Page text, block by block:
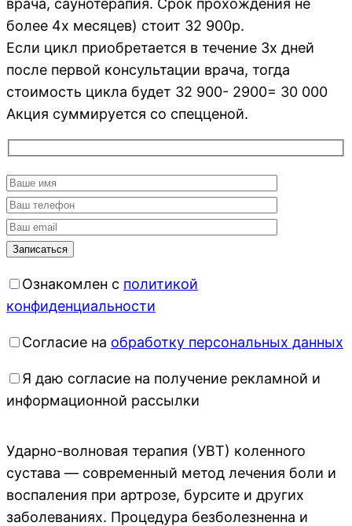
врача, саунотерапия. Срок прохождения не
более 4х месяцев) стоит 32 900р.
Если цикл приобретается в течение 3х дней
после первой консультации врача, тогда
стоимость цикла будет 32 900- 2900= 30 000
Акция суммируется со спецценой.
Ознакомлен с политикой
конфиденциальности
Согласие на обработку персональных данных
Я даю согласие на получение рекламной и
информационной рассылки
Ударно-волновая терапия (УВТ) коленного
сустава — современный метод лечения боли и
воспаления при артрозе, бурсите и других
заболеваниях. Процедура безболезненна и